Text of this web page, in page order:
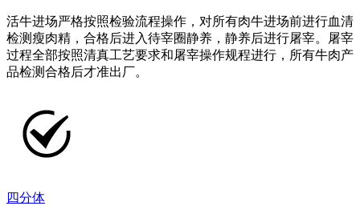
活牛进场严格按照检验流程操作，对所有肉牛进场前进行血清
检测瘦肉精，合格后进入待宰圈静养，静养后进行屠宰。屠宰
过程全部按照清真工艺要求和屠宰操作规程进行，所有牛肉产
品检测合格后才准出厂。
四分体